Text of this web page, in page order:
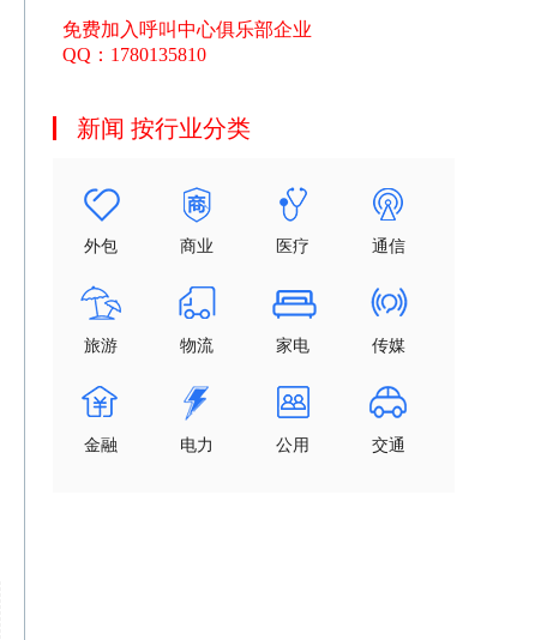
免费加入呼叫中心俱乐部企业
QQ：1780135810
新闻 按行业分类
外包 商业 医疗 通信
旅游 物流 家电 传媒
金融 电力 公用 交通